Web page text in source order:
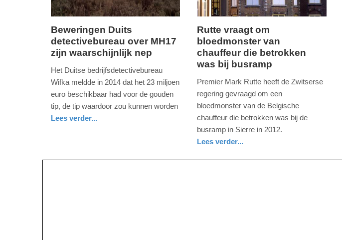
maandag,
31.
2025
Beweringen Duits
detectivebureau over MH17
zijn waarschijnlijk nep
Het Duitse bedrijfsdetectivebureau
Wifka meldde in 2014 dat het 23 miljoen
euro beschikbaar had voor de gouden
tip, de tip waardoor zou kunnen worden
Lees verder...
maandag,
17.
oktober
2016
08:34
Update:
09-
2025
Rutte vraagt om
bloedmonster van
chauffeur die betrokken
was bij busramp
Premier Mark Rutte heeft de Zwitserse
regering gevraagd om een
bloedmonster van de Belgische
chauffeur die betrokken was bij de
busramp in Sierre in 2012.
Lees verder...